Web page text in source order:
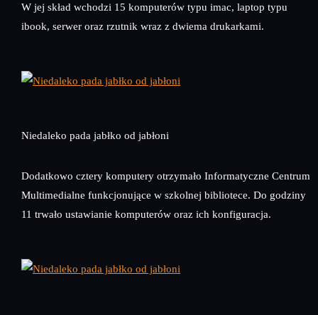
W jej skład wchodzi 15 komputerów typu imac, laptop typu
ibook, serwer oraz rzutnik wraz z dwiema drukarkami.
Niedaleko pada jabłko od jabłoni
Dodatkowo cztery komputery otrzymało Informatyczne Centrum
Multimedialne funkcjonujące w szkolnej bibliotece. Do godziny
11 trwało ustawianie komputerów oraz ich konfiguracja.